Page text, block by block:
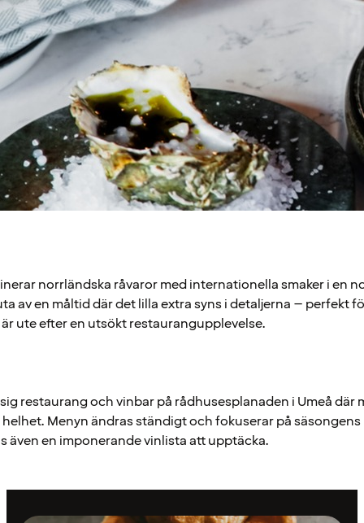
norrländska råvaror med internationella smaker i en
av en måltid där det lilla extra syns i detaljerna – perfekt
ute efter en utsökt restaurangupplevelse.
restaurang och vinbar på rådhusesplanaden i Umeå där
Menyn ändras ständigt och fokuserar på
även en imponerande vinlista att upptäcka.